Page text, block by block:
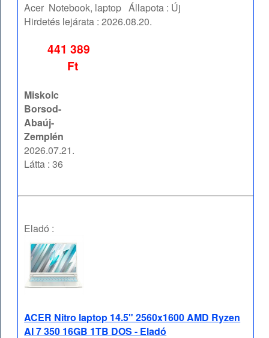
Acer Notebook, laptop Állapota : Új
Hirdetés lejárata :2026.08.20.
441 389
Ft
Miskolc
Borsod-
Abaúj-
Zemplén
2026.07.21.
Látta : 36
Eladó :
ACER Nitro laptop 14.5" 2560x1600 AMD Ryzen
AI 7 350 16GB 1TB DOS - Eladó